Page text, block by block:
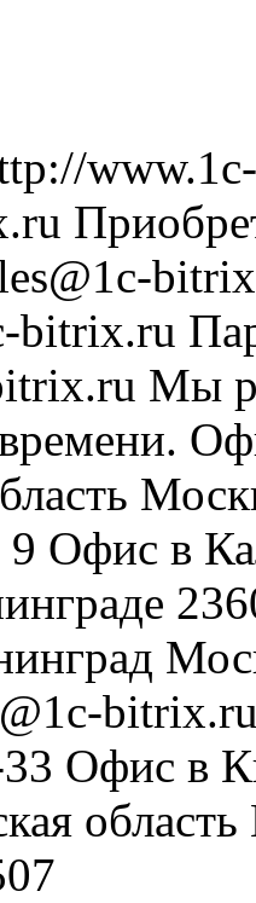
bitrix.ru
Мы
9 Офис в
Офис в
область